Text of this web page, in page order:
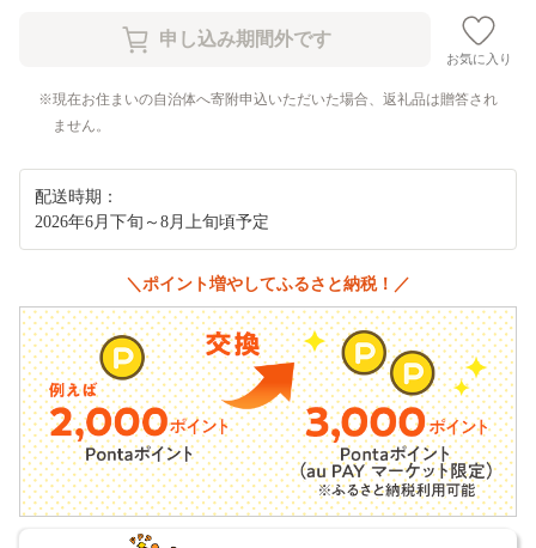
お気に入り
現在お住まいの自治体へ寄附申込いただいた場合、返礼品は贈答され
ません。
配送時期：
2026年6月下旬～8月上旬頃予定
＼ポイント増やしてふるさと納税！／